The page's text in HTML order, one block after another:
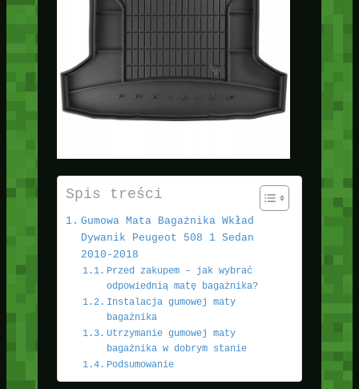
Spis treści
Gumowa Mata Bagażnika Wkład
Dywanik Peugeot 508 1 Sedan
2010-2018
Przed zakupem – jak wybrać
odpowiednią matę bagażnika?
Instalacja gumowej maty
bagażnika
Utrzymanie gumowej maty
bagażnika w dobrym stanie
Podsumowanie